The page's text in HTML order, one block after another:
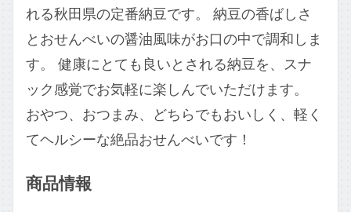
れる秋田県の定番納豆です。 納豆の香ばしさ
とおせんべいの醤油風味がお口の中で調和しま
す。 健康にとても良いとされる納豆を、スナ
ック感覚でお気軽に楽しんでいただけます。
おやつ、おつまみ、どちらでもおいしく、軽く
てヘルシーな絶品おせんべいです！
商品情報